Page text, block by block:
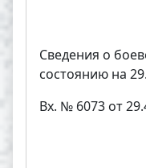
Сведения о
состоянию на
Вх. № 6073 от